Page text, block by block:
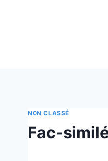
NON CLASSÉ
Fac-